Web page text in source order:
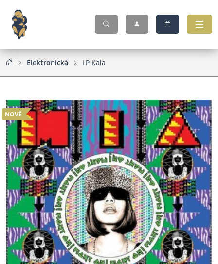
Elektronická LP Kala
NOVÉ